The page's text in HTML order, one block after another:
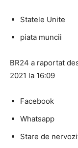
Statele Unite
piata muncii
BR24 a raportat
2021 la 16:09
Facebook
Whatsapp
Stare de